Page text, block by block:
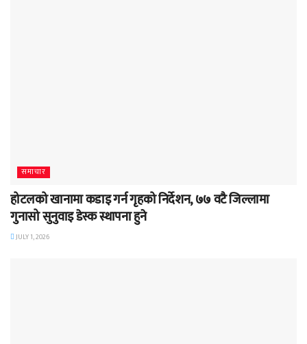
समाचार
होटलको खानामा कडाइ गर्न गृहको निर्देशन, ७७ वटै जिल्लामा
गुनासो सुनुवाइ डेस्क स्थापना हुने
JULY 1, 2026